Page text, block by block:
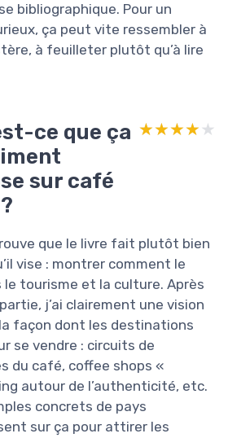
bibliographique. Pour un
ça peut vite ressembler à
à feuilleter plutôt qu’à lire
ce que ça
sur café
★★★★★
★★★★★
que le livre fait plutôt bien
vise : montrer comment le
le tourisme et la culture. Après
j’ai clairement une vision
façon dont les destinations
se vendre : circuits de
du café, coffee shops «
autour de l’authenticité, etc.
concrets de pays
sur ça pour attirer les